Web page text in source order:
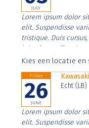
JULY
Lorem ipsum dolor
elit. Suspendisse
tristique. Duis
interdum nulla, ut
Aenean faucibus
Kies een locatie
Friday
26
JUNE
Echt (LB)
Lorem ipsum dolor
elit. Suspendisse